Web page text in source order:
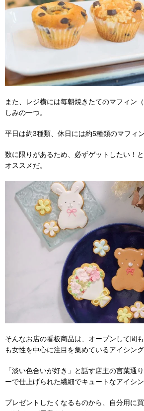
また、レジ横には毎朝焼きたてのマフィン
しみの一つ。
平日は約3種類、休日には約5種類のマフィン
数に限りがあるため、必ずゲットしたい！
オススメだ。
そんなお店の看板商品は、オープンして間
も女性を中心に注目を集めているアイシング
「淡い色合いが好き」と話す店主の言葉通
ーで仕上げられた繊細でキュートなアイシン
プレゼントしたくなるものから、自分用に